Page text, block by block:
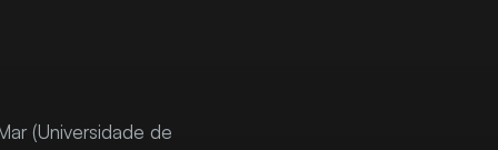
(Universidade de